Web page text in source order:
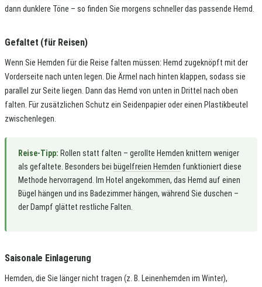
dann dunklere Töne – so finden Sie morgens schneller das passende Hemd.
Gefaltet (für Reisen)
Wenn Sie Hemden für die Reise falten müssen: Hemd zugeknöpft mit der
Vorderseite nach unten legen. Die Ärmel nach hinten klappen, sodass sie
parallel zur Seite liegen. Dann das Hemd von unten in Drittel nach oben
falten. Für zusätzlichen Schutz ein Seidenpapier oder einen Plastikbeutel
zwischenlegen.
Reise-Tipp: Rollen statt falten – gerollte Hemden knittern weniger
als gefaltete. Besonders bei bügelfreien Hemden funktioniert diese
Methode hervorragend. Im Hotel angekommen, das Hemd auf einen
Bügel hängen und ins Badezimmer hängen, während Sie duschen –
der Dampf glättet restliche Falten.
Saisonale Einlagerung
Hemden, die Sie länger nicht tragen (z. B. Leinenhemden im Winter),